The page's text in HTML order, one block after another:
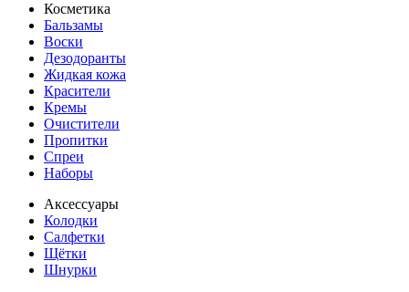
Косметика
Бальзамы
Воски
Дезодоранты
Жидкая кожа
Красители
Кремы
Очистители
Пропитки
Спреи
Наборы
Аксессуары
Колодки
Салфетки
Щётки
Шнурки